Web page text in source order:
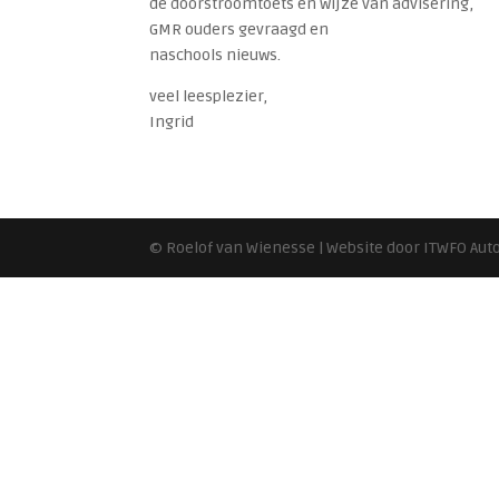
de doorstroomtoets en wijze van advisering,
GMR ouders gevraagd en
naschools nieuws.
veel leesplezier,
Ingrid
© Roelof van Wienesse | Website door ITWFO